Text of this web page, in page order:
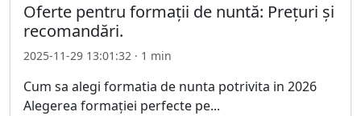
Oferte pentru formații de nuntă: Prețuri și
recomandări.
2025-11-29 13:01:32 · 1 min
Cum sa alegi formatia de nunta potrivita in 2026
Alegerea formației perfecte pe...